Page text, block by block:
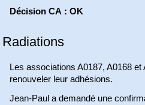
Décision CA : OK
Radiations
Les associations A0187, A0168
renouveler leur adhésions.
Jean-Paul a demandé une